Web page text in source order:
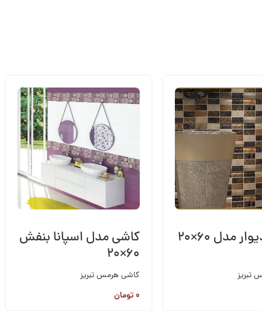
کاشی دیوار مدل ۶۰×۲۰
تبریز
کاشی مدل اسپانا بنفش
۶۰×۲۰
کاشی هرمس تبریز
۰تومان